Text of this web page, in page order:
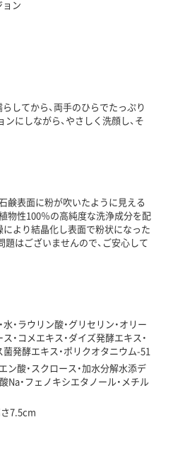
ョン
してから、両手のひらでたっぷり
にしながら、やさしく洗顔し、そ
鹸表面に粉が吹いたように見える
物性100％の高純度な洗浄成分を配
により結晶化し表面で粉状になった
題はございませんので、ご安心して
・ラウリン酸・グリセリン・オリー
・コメエキス・ダイズ発酵エキス・
菌発酵エキス・ポリクオタニウム-51
エン酸・スクロース・加水分解水添デ
Na・フェノキシエタノール・メチル
7.5cm